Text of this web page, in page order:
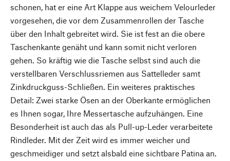
schonen, hat er eine Art Klappe aus weichem Velourleder
vorgesehen, die vor dem Zusammenrollen der Tasche
über den Inhalt gebreitet wird. Sie ist fest an die obere
Taschenkante genäht und kann somit nicht verloren
gehen. So kräftig wie die Tasche selbst sind auch die
verstellbaren Verschlussriemen aus Sattelleder samt
Zinkdruckguss-Schließen. Ein weiteres praktisches
Detail: Zwei starke Ösen an der Oberkante ermöglichen
es Ihnen sogar, Ihre Messertasche aufzuhängen. Eine
Besonderheit ist auch das als Pull-up-Leder verarbeitete
Rindleder. Mit der Zeit wird es immer weicher und
geschmeidiger und setzt alsbald eine sichtbare Patina an.